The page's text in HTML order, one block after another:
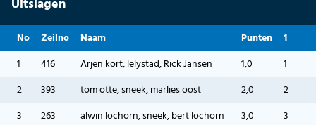
Uitslagen
No Zeilno Naam Punten
1
1
416 Arjen kort, lelystad, Rick Jansen 1,0
1
2
393 tom otte, sneek, marlies oost 2,0
2
3
263 alwin lochorn, sneek, bert lochorn 3,0 3